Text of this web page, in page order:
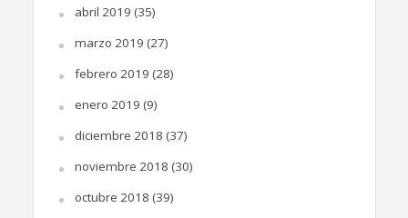
abril 2019 (35)
marzo 2019 (27)
febrero 2019 (28)
enero 2019 (9)
diciembre 2018 (37)
noviembre 2018 (30)
octubre 2018 (39)